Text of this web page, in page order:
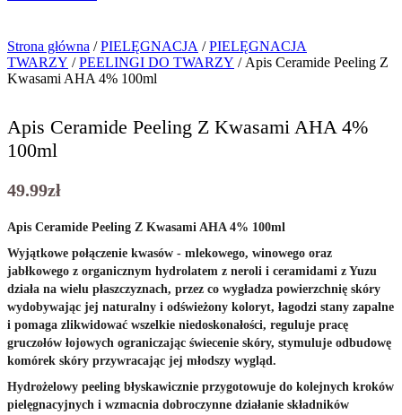
Strona główna /PIELĘGNACJA /PIELĘGNACJA
TWARZY /PEELINGI DO TWARZY / Apis Ceramide Peeling Z
Kwasami AHA 4% 100ml
Apis Ceramide Peeling Z Kwasami AHA 4%
100ml
49.99zł
Apis Ceramide Peeling Z Kwasami AHA 4% 100ml
Wyjątkowe połączenie kwasów - mlekowego, winowego oraz
jabłkowego z organicznym hydrolatem z neroli i ceramidami z Yuzu
działa na wielu płaszczyznach, przez co wygładza powierzchnię skóry
wydobywając jej naturalny i odświeżony koloryt, łagodzi stany zapalne
i pomaga zlikwidować wszelkie niedoskonałości, reguluje pracę
gruczołów łojowych ograniczając świecenie skóry, stymuluje odbudowę
komórek skóry przywracając jej młodszy wygląd.
Hydrożelowy peeling błyskawicznie przygotowuje do kolejnych kroków
pielęgnacyjnych i wzmacnia dobroczynne działanie składników